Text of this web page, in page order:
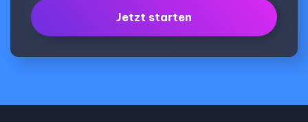
Jetzt starten